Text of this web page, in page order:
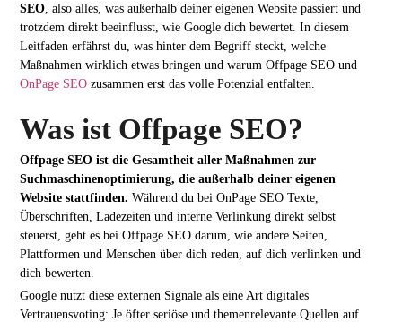
SEO, also alles, was außerhalb deiner eigenen Website passiert und
trotzdem direkt beeinflusst, wie Google dich bewertet. In diesem
Leitfaden erfährst du, was hinter dem Begriff steckt, welche
Maßnahmen wirklich etwas bringen und warum Offpage SEO und
OnPage SEO zusammen erst das volle Potenzial entfalten.
Was ist Offpage SEO?
Offpage SEO ist die Gesamtheit aller Maßnahmen zur
Suchmaschinenoptimierung, die außerhalb deiner eigenen
Website stattfinden. Während du bei OnPage SEO Texte,
Überschriften, Ladezeiten und interne Verlinkung direkt selbst
steuerst, geht es bei Offpage SEO darum, wie andere Seiten,
Plattformen und Menschen über dich reden, auf dich verlinken und
dich bewerten.
Google nutzt diese externen Signale als eine Art digitales
Vertrauensvoting: Je öfter seriöse und themenrelevante Quellen auf